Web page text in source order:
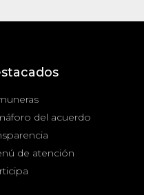
del acuerdo
de atención